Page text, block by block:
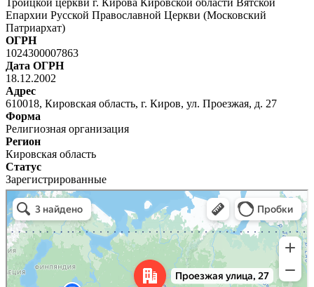
Епархии Русской Православной Церкви (Московский
Патриархат)
ОГРН
1024300007863
Дата ОГРН
18.12.2002
Адрес
610018, Кировская область, г. Киров, ул. Проезжая, д. 27
Форма
Религиозная организация
Регион
Кировская область
Статус
Зарегистрированные